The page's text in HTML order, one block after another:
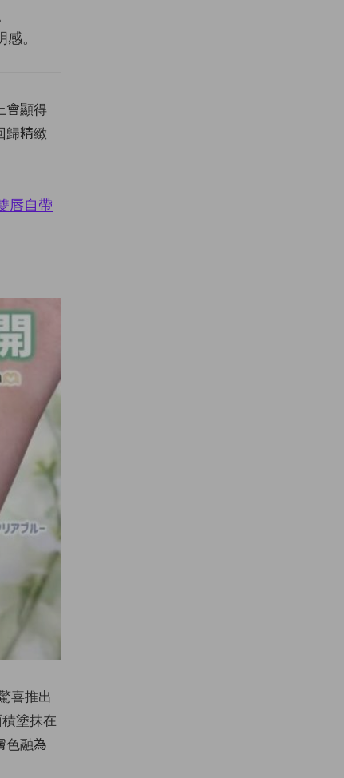
。
會顯得
歸精緻
唇自帶
喜推出
塗抹在
色融為